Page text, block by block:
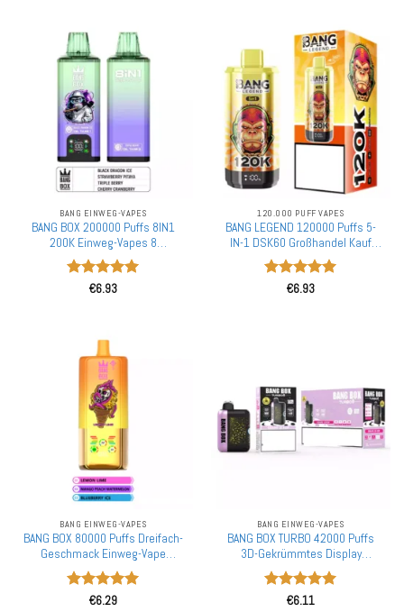
BANG EINWEG-VAPES
BANG BOX 200000 Puffs 8IN1
200K Einweg-Vapes 8
Geschmacksoptionen LCD-
Display Großhandel
Massenbestellung
Bewertet
€6.93
120.000 PUFF VAPES
BANG LEGEND 120000 Puffs 5-
IN-1 DSK60 Großhandel Kauf
Aufladbare Einweg-Vapes
Großhandel
Bewertet
€6.93
BANG EINWEG-VAPES
BANG BOX 80000 Puffs Dreifach-
Geschmack Einweg-Vape
Großhandel Kauf Aufladbar 80K
Einweg-Vapes Großhandel
Bewertet
€6.29
BANG EINWEG-VAPES
BANG BOX TURBO 42000 Puffs
3D-Gekrümmtes Display
Großhandel Kauf Aufladbare
Einweg-Vapes Großhandel
Bewertet
€6.11